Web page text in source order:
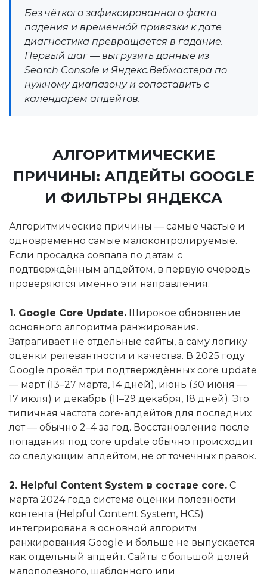
Без чёткого зафиксированного факта
падения и временно́й привязки к дате
диагностика превращается в гадание.
Первый шаг — выгрузить данные из
Search Console и Яндекс.Вебмастера по
нужному диапазону и сопоставить с
календарём апдейтов.
АЛГОРИТМИЧЕСКИЕ
ПРИЧИНЫ: АПДЕЙТЫ GOOGLE
И ФИЛЬТРЫ ЯНДЕКСА
Алгоритмические причины — самые частые и
одновременно самые малоконтролируемые.
Если просадка совпала по датам с
подтверждённым апдейтом, в первую очередь
проверяются именно эти направления.
1. Google Core Update. Широкое обновление
основного алгоритма ранжирования.
Затрагивает не отдельные сайты, а саму логику
оценки релевантности и качества. В 2025 году
Google провёл три подтверждённых core update
— март (13–27 марта, 14 дней), июнь (30 июня —
17 июля) и декабрь (11–29 декабря, 18 дней). Это
типичная частота core-апдейтов для последних
лет — обычно 2–4 за год. Восстановление после
попадания под core update обычно происходит
со следующим апдейтом, не от точечных правок.
2. Helpful Content System в составе core. С
марта 2024 года система оценки полезности
контента (Helpful Content System, HCS)
интегрирована в основной алгоритм
ранжирования Google и больше не выпускается
как отдельный апдейт. Сайты с большой долей
малополезного, шаблонного или